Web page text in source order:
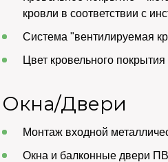
кровли в соответствии с
Система "вентилируемая
Цвет кровельного
Окна/Двери
Монтаж входной
Окна и балконные двери